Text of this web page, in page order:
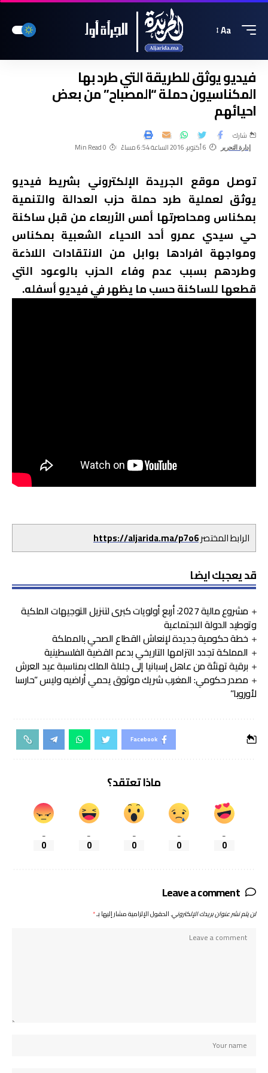
Aa
فيديو يوثق للطريقة التي طرد بها
المكناسيون حملة “المصباح” من بعض
احيائهم
إدارة التحرير 6 أكتوبر، 2016 الساعة 6:54 مساءً 0 Min Read
شارك
توصل موقع الجريدة الإلكتروني بشريط فيديو
يوثق لعملية طرد حملة حزب العدالة والتنمية
بمكناس ومحاصرتها أمس الأربعاء من قبل ساكنة
حي سيدي عمرو أحد الاحياء الشعبية بمكناس
ومواجهة افرادها بوابل من الانتقادات اللاذعة
وطردهم بسبب عدم وفاء الحزب بالوعود التي
قطعها للساكنة حسب ما يظهر في فيديو أسفله.
الرابط المختصرhttps://aljarida.ma/p7o6
قد يعجبك ايضا
مشروع مالية 2027: أربع أولويات كبرى لتنزيل التوجيهات الملكية
وتوطيد الدولة الاجتماعية
خطة حكومية جديدة لإنعاش القطاع الصحي بالمملكة
المملكة تجدد التزامها التاريخي بدعم القضية الفلسطينية
برقية تهنئة من عاهل إسبانيا إلى جلالة الملك بمناسبة عيد العرش
مصدر حكومي: المغرب شريك موثوق يحمي أراضيه وليس “حارسا
لأوروبا”
Facebook
ماذا تعتقد؟
0
0
0
0
0
Leave a comment
لن يتم نشر عنوان بريدك الإلكتروني.الحقول الإلزامية مشار إليها بـ*